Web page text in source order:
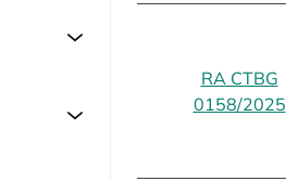
RA CTBG
0158/2025